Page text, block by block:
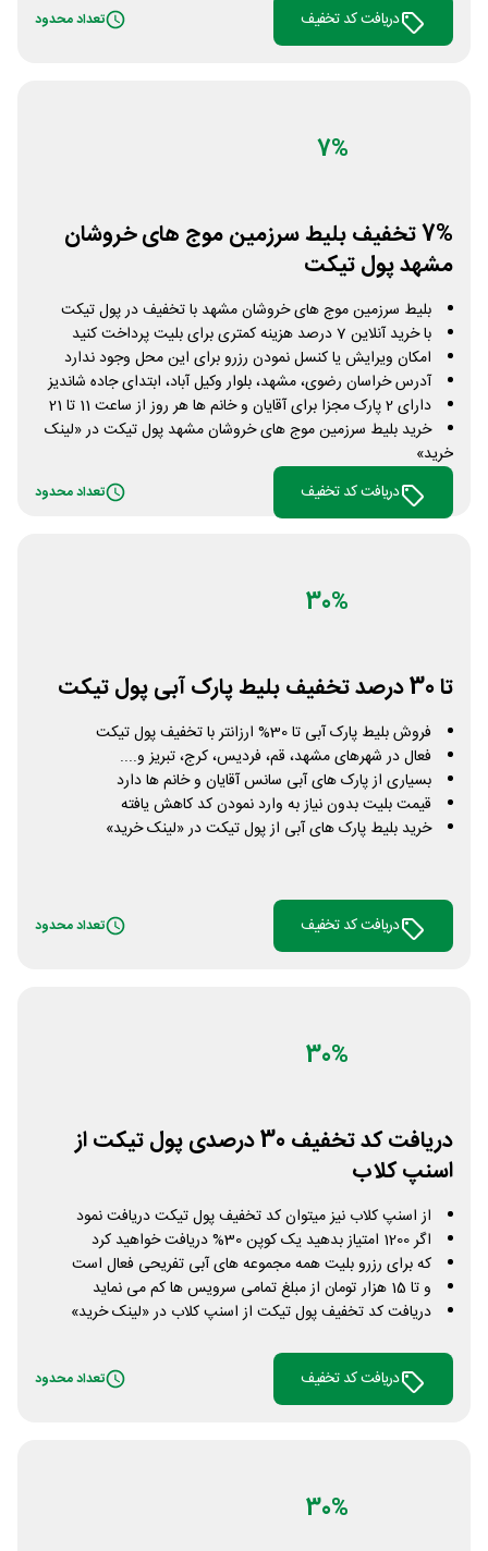
دریافت کد تخفیف تعداد محدود
7%
7% تخفیف بلیط سرزمین موج های خروشان
مشهد پول تیکت
بلیط سرزمین موج های خروشان مشهد با تخفیف در پول تیکت
با خرید آنلاین 7 درصد هزینه کمتری برای بلیت پرداخت کنید
امکان ویرایش یا کنسل نمودن رزرو برای این محل وجود ندارد
آدرس خراسان رضوی، مشهد، بلوار وکیل آباد، ابتدای جاده شاندیز
دارای 2 پارک مجزا برای آقایان و خانم ها هر روز از ساعت 11 تا 21
خرید بلیط سرزمین موج های خروشان مشهد پول تیکت در «لینک
خرید»
دریافت کد تخفیف
تعداد محدود
30%
تا 30 درصد تخفیف بلیط پارک آبی پول تیکت
فروش بلیط پارک آبی تا 30% ارزانتر با تخفیف پول تیکت
فعال در شهرهای مشهد، قم، فردیس، کرج، تبریز و....
بسیاری از پارک های آبی سانس آقایان و خانم ها دارد
قیمت بلیت بدون نیاز به وارد نمودن کد کاهش یافته
خرید بلیط پارک های آبی از پول تیکت در «لینک خرید»
دریافت کد تخفیف تعداد محدود
30%
دریافت کد تخفیف 30 درصدی پول تیکت از
اسنپ کلاب
از اسنپ کلاب نیز میتوان کد تخفیف پول تیکت دریافت نمود
اگر 1200 امتیاز بدهید یک کوپن 30% دریافت خواهید کرد
که برای رزرو بلیت همه مجموعه های آبی تفریحی فعال است
و تا 15 هزار تومان از مبلغ تمامی سرویس ها کم می نماید
دریافت کد تخفیف پول تیکت از اسنپ کلاب در «لینک خرید»
دریافت کد تخفیف تعداد محدود
30%